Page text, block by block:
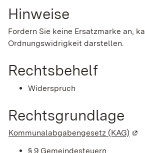
Hinweise
Fordern Sie keine Ersatzmarke an,
Ordnungswidrigkeit darstellen.
Rechtsbehelf
Widerspruch
Rechtsgrundlage
Kommunalabgabengesetz (KAG)
§ 9 Gemeindesteuern